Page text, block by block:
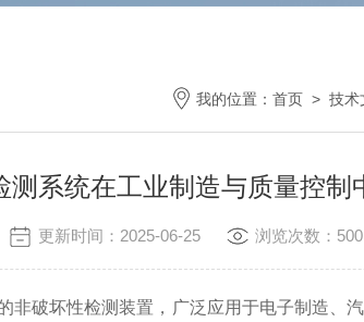
我的位置： 首页 > 技术
测系统在工业制造与质量控制
更新时间：2025-06-25 浏览次数：500
非破坏性检测装置，广泛应用于电子制造、